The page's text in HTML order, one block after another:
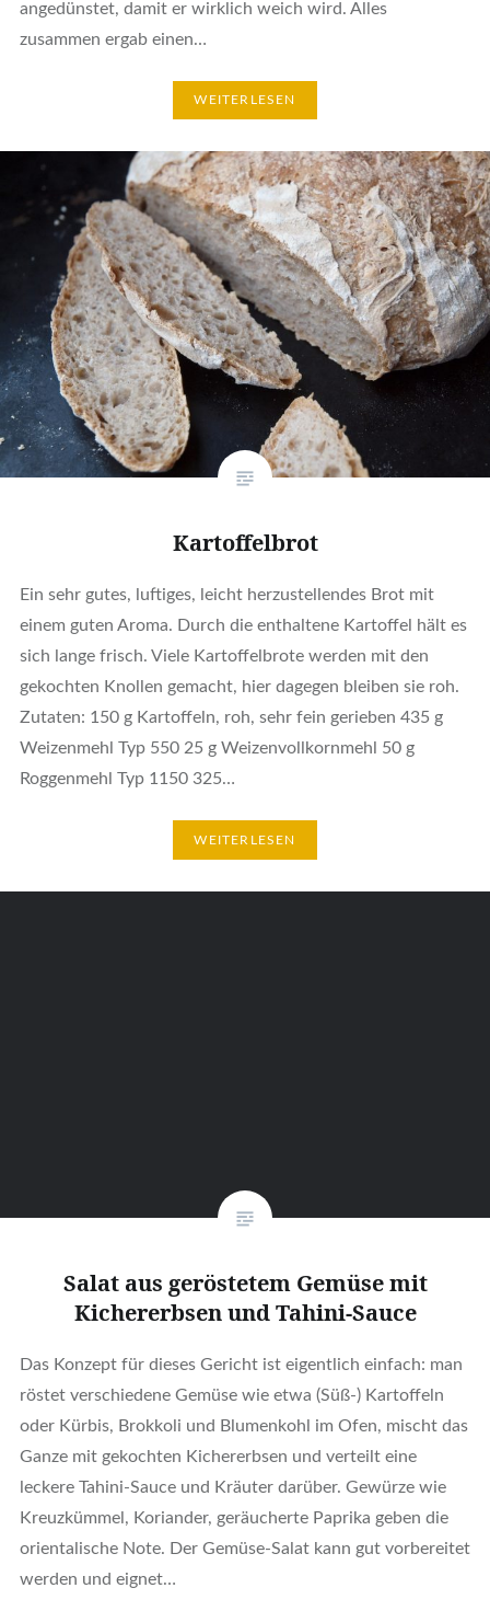
angedünstet, damit er wirklich weich wird. Alles
zusammen ergab einen…
WEITERLESEN
Kartoffelbrot
Ein sehr gutes, luftiges, leicht herzustellendes Brot mit
einem guten Aroma. Durch die enthaltene Kartoffel hält es
sich lange frisch. Viele Kartoffelbrote werden mit den
gekochten Knollen gemacht, hier dagegen bleiben sie roh.
Zutaten: 150 g Kartoffeln, roh, sehr fein gerieben 435 g
Weizenmehl Typ 550 25 g Weizenvollkornmehl 50 g
Roggenmehl Typ 1150 325…
WEITERLESEN
Salat aus geröstetem Gemüse mit
Kichererbsen und Tahini-Sauce
Das Konzept für dieses Gericht ist eigentlich einfach: man
röstet verschiedene Gemüse wie etwa (Süß-) Kartoffeln
oder Kürbis, Brokkoli und Blumenkohl im Ofen, mischt das
Ganze mit gekochten Kichererbsen und verteilt eine
leckere Tahini-Sauce und Kräuter darüber. Gewürze wie
Kreuzkümmel, Koriander, geräucherte Paprika geben die
orientalische Note. Der Gemüse-Salat kann gut vorbereitet
werden und eignet…